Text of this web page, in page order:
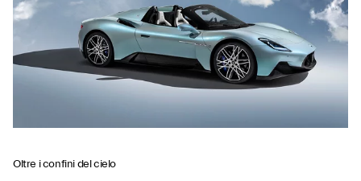
Oltre i confini del cielo